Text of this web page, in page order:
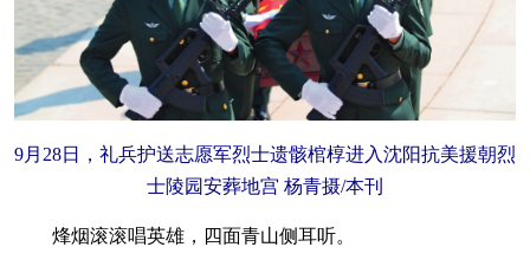
9月28日，礼兵护送志愿军烈士遗骸棺椁进入沈阳抗美援朝烈
士陵园安葬地宫 杨青摄/本刊
烽烟滚滚唱英雄，四面青山侧耳听。